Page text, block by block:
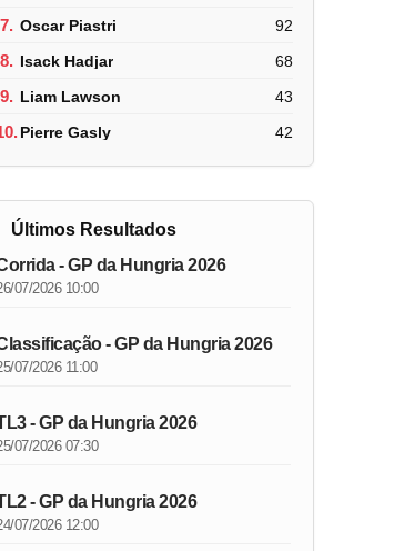
7. Oscar Piastri 92
8. Isack Hadjar 68
9. Liam Lawson 43
Pierre Gasly 42
Últimos Resultados
- GP da Hungria 2026
07/2026 10:00
- GP da Hungria 2026
07/2026 11:00
- GP da Hungria 2026
07/2026 07:30
- GP da Hungria 2026
07/2026 12:00